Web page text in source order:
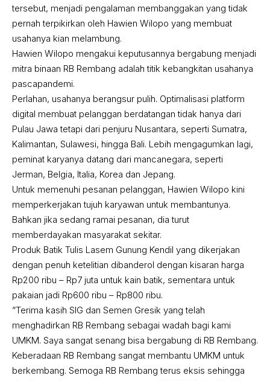
tersebut, menjadi pengalaman membanggakan yang tidak
pernah terpikirkan oleh Hawien Wilopo yang membuat
usahanya kian melambung.
Hawien Wilopo mengakui keputusannya bergabung menjadi
mitra binaan RB Rembang adalah titik kebangkitan usahanya
pascapandemi.
Perlahan, usahanya berangsur pulih. Optimalisasi platform
digital membuat pelanggan berdatangan tidak hanya dari
Pulau Jawa tetapi dari penjuru Nusantara, seperti Sumatra,
Kalimantan, Sulawesi, hingga Bali. Lebih mengagumkan lagi,
peminat karyanya datang dari mancanegara, seperti
Jerman, Belgia, Italia, Korea dan Jepang.
Untuk memenuhi pesanan pelanggan, Hawien Wilopo kini
memperkerjakan tujuh karyawan untuk membantunya.
Bahkan jika sedang ramai pesanan, dia turut
memberdayakan masyarakat sekitar.
Produk Batik Tulis Lasem Gunung Kendil yang dikerjakan
dengan penuh ketelitian dibanderol dengan kisaran harga
Rp200 ribu – Rp7 juta untuk kain batik, sementara untuk
pakaian jadi Rp600 ribu – Rp800 ribu.
”Terima kasih SIG dan Semen Gresik yang telah
menghadirkan RB Rembang sebagai wadah bagi kami
UMKM. Saya sangat senang bisa bergabung di RB Rembang.
Keberadaan RB Rembang sangat membantu UMKM untuk
berkembang. Semoga RB Rembang terus eksis sehingga